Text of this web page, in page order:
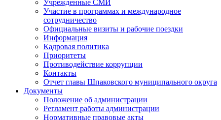
Учрежденные СМИ
Участие в программах и международное
сотрудничество
Официальные визиты и рабочие поездки
Информация
Кадровая политика
Приоритеты
Противодействие коррупции
Контакты
Отчет главы Шпаковского муниципального округа
Документы
Положение об администрации
Регламент работы администрации
Нормативные правовые акты